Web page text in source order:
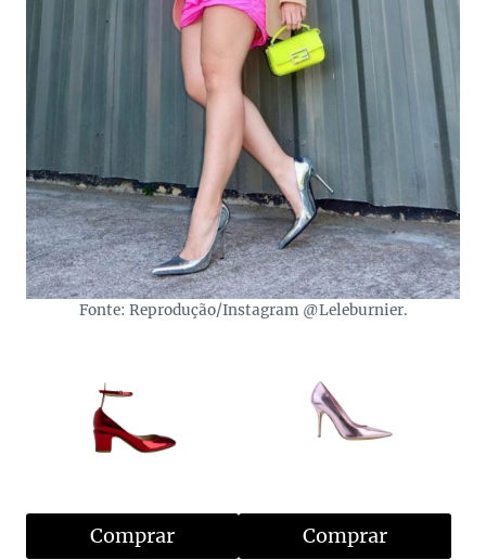
Fonte: Reprodução/Instagram @Leleburnier.
Comprar Comprar